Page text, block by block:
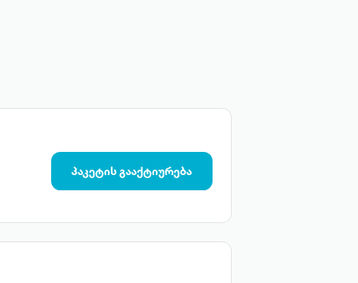
პაკეტის გააქტიურება